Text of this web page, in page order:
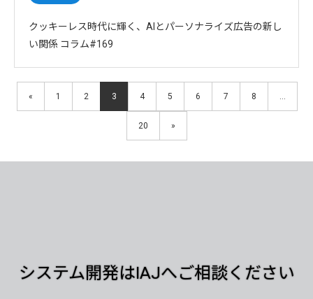
クッキーレス時代に輝く、AIとパーソナライズ広告の新し
い関係 コラム#169
« 1 2 3 4 5 6 7 8 …
20 »
システム開発はIAJへご相談ください